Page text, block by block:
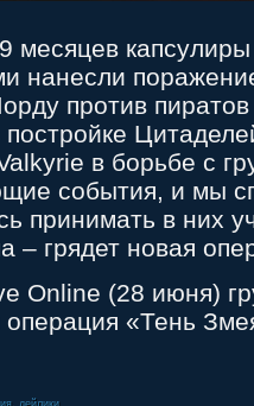
месяцев
нанесли
против
в борьбе с
события, и мы
принимать в них
– грядет новая
Online (28 июня)
операция «Тень
дейлики